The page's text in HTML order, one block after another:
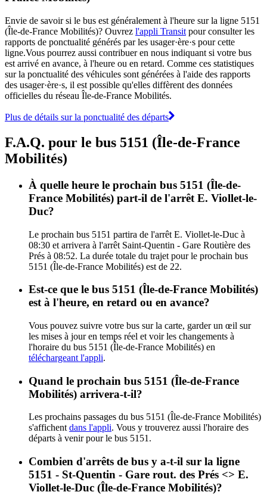
Envie de savoir si le bus est généralement à l'heure sur la ligne 5151
(Île-de-France Mobilités)? Ouvrez l'appli Transit pour consulter les
rapports de ponctualité générés par les usager·ère·s pour cette
ligne.Vous pourrez aussi contribuer en nous indiquant si votre bus
est arrivé en avance, à l'heure ou en retard. Comme ces statistiques
sur la ponctualité des véhicules sont générées à l'aide des rapports
des usager·ère·s, il est possible qu'elles diffèrent des données
officielles du réseau Île-de-France Mobilités.
Plus de détails sur la ponctualité des départs
F.A.Q. pour le bus 5151 (Île-de-France
Mobilités)
À quelle heure le prochain bus 5151 (Île-de-
France Mobilités) part-il de l'arrêt E. Viollet-le-
Duc?
Le prochain bus 5151 partira de l'arrêt E. Viollet-le-Duc à
08:30 et arrivera à l'arrêt Saint-Quentin - Gare Routière des
Prés à 08:52. La durée totale du trajet pour le prochain bus
5151 (Île-de-France Mobilités) est de 22.
Est-ce que le bus 5151 (Île-de-France Mobilités)
est à l'heure, en retard ou en avance?
Vous pouvez suivre votre bus sur la carte, garder un œil sur
les mises à jour en temps réel et voir les changements à
l'horaire du bus 5151 (Île-de-France Mobilités) en
téléchargeant l'appli.
Quand le prochain bus 5151 (Île-de-France
Mobilités) arrivera-t-il?
Les prochains passages du bus 5151 (Île-de-France Mobilités)
s'affichent dans l'appli. Vous y trouverez aussi l'horaire des
départs à venir pour le bus 5151.
Combien d'arrêts de bus y a-t-il sur la ligne
5151 - St-Quentin - Gare rout. des Prés <> E.
Viollet-le-Duc (Île-de-France Mobilités)?